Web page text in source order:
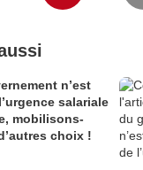
n’est
salariale
mobilisons-
choix !